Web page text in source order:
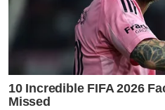
10 Incredible FIFA 2026
Missed